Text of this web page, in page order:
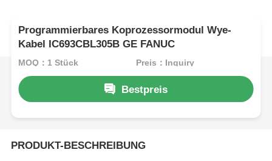
Programmierbares Koprozessormodul Wye-
Kabel IC693CBL305B GE FANUC
MOQ：1 Stück Preis：Inquiry
Bestpreis
PRODUKT-BESCHREIBUNG